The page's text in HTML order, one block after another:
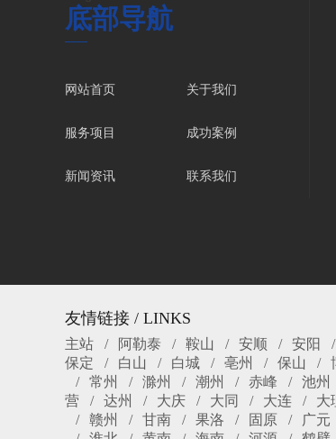
底部导航
网站首页 关于我们
服务项目 成功案例
新闻资讯 联系我们
友情链接 / LINKS
主站 阿勒泰 鞍山 安顺 安阳
保定
白山 白城 亳州 保山
常州
滁州 潮州 赤峰 池州
营
达州 大庆 大同 大连 大
赣州
甘南 果洛 固原 广元